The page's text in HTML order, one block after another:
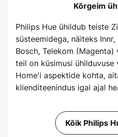
Kõrgeim
Philips Hue ühildub teiste
süsteemidega, näiteks
Bosch, Telekom (Magenta)
teil on küsimusi ühilduvuse
Home'i aspektide kohta,
klienditeenindus igal ajal
Kõik Philips